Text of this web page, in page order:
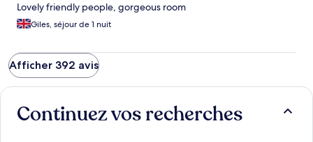
Lovely friendly people, gorgeous room
Giles, séjour de 1 nuit
Afficher 392 avis
Continuez vos recherches